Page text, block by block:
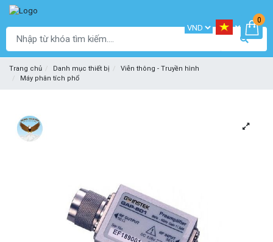
0
Trang chủ Danh mục thiết bị
Viễn thông - Truyền hình
Máy phân tích phổ